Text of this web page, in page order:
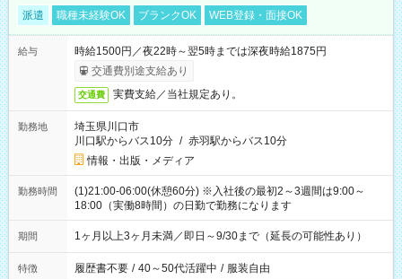
派遣 職種未経験OK ブランクOK WEB登録・面接OK
給与
時給1500円／夜22時～翌5時までは深夜時給1875円
交通費別途支給あり
交通費 実費支給／当社規定あり。
勤務地
埼玉県川口市
川口駅からバス10分 / 赤羽駅からバス10分
情報・出版・メディア
勤務時間
(1)21:00-06:00(休憩60分) ※入社後の最初2～3週間は9:00～
18:00（実働8時間）の日勤で勤務になります
期間 1ヶ月以上3ヶ月未満／即日～9/30まで（延長の可能性あり）
特徴 履歴書不要 / 40～50代活躍中 / 服装自由